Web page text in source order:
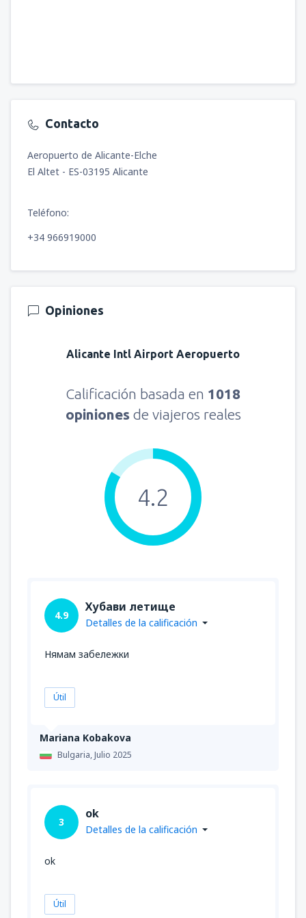
Contacto
Aeropuerto de Alicante-Elche
El Altet - ES-03195 Alicante
Teléfono:
+34 966919000
Opiniones
Alicante Intl Airport Aeropuerto
Calificación basada en 1018
opiniones de viajeros reales
4.2
Mariana Kobakova
Bulgaria,Julio 2025
4.9
Хубави летище
Detalles de la calificación
Нямам забележки
Útil
3
ok
Detalles de la calificación
ok
Útil